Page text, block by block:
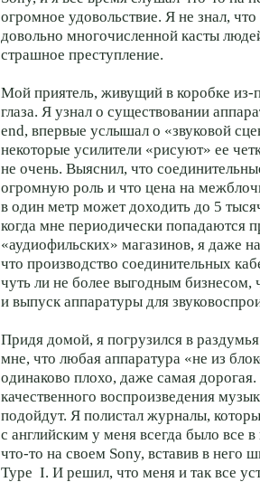
огромное удовольствие. Я не знал,
довольно многочисленной касты
страшное преступление.
Мой приятель, живущий в коробке из-
глаза. Я узнал о существовании
end, впервые услышал о «звуковой
некоторые усилители «рисуют» ее
не очень. Выяснил, что
огромную роль и что цена на
в один метр может доходить до 5
когда мне периодически попадаются
«аудиофильских» магазинов, я даже
что производство соединительных
чуть ли не более выгодным бизнесом,
и выпуск аппаратуры для
Придя домой, я погрузился в
мне, что любая аппаратура «не из
одинаково плохо, даже самая дорогая.
качественного воспроизведения
подойдут. Я полистал журналы,
с английским у меня всегда было все
что-то на своем Sony, вставив в него
Type I. И решил, что меня и так все